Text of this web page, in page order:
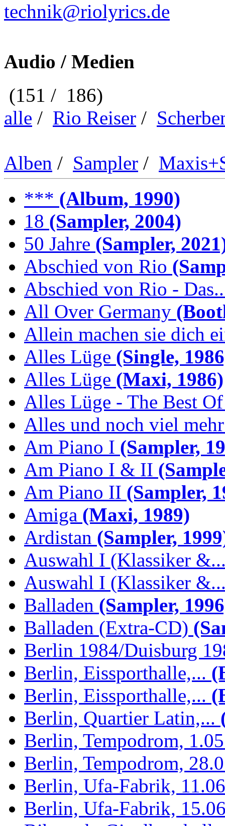
technik@riolyrics.de
Audio / Medien
(151 / 186)
alle / Rio Reiser /
Alben / Sampler /
*** (Album, 1990)
18 (Sampler, 2004)
50 Jahre (Sampler,
Abschied von Rio
Abschied von Rio -
All Over Germany
Allein machen sie dich
Alles Lüge (Single,
Alles Lüge (Maxi, 1986)
Alles Lüge - The Best Of
Alles und noch viel
Am Piano I (Sampler,
Am Piano I & II
Am Piano II (Sampler,
Amiga (Maxi, 1989)
Ardistan (Sampler,
Auswahl I (Klassiker
Auswahl I (Klassiker
Balladen (Sampler,
Balladen (Extra-CD)
Berlin 1984/Duisburg
Berlin, Eissporthalle,...
Berlin, Eissporthalle,...
Berlin, Quartier Latin,...
Berlin, Tempodrom,
Berlin, Tempodrom,
Berlin, Ufa-Fabrik,
Berlin, Ufa-Fabrik,